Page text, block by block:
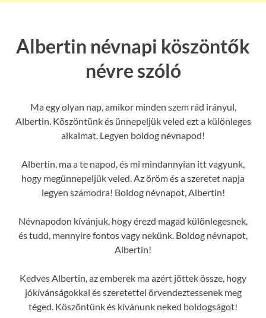
Albertin névnapi köszöntők
névre szóló
Ma egy olyan nap, amikor minden szem rád irányul,
Albertin. Köszöntünk és ünnepeljük veled ezt a különleges
alkalmat. Legyen boldog névnapod!
Albertin, ma a te napod, és mi mindannyian itt vagyunk,
hogy megünnepeljük veled. Az öröm és a szeretet napja
legyen számodra! Boldog névnapot, Albertin!
Névnapodon kívánjuk, hogy érezd magad különlegesnek,
és tudd, mennyire fontos vagy nekünk. Boldog névnapot,
Albertin!
Kedves Albertin, az emberek ma azért jöttek össze, hogy
jókívánságokkal és szeretettel örvendeztessenek meg
téged. Köszöntünk és kívánunk neked boldogságot!